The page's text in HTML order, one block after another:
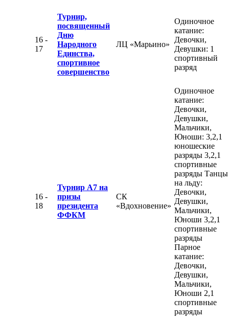
16 -
17
Турнир,
посвященный
Дню
Народного
Единства,
спортивное
совершенство
ЛЦ «Марьино»
Одиночное
катание:
Девочки,
Девушки: 1
спортивный
разряд
16 -
18
Турнир А7 на
призы
президента
ФФКМ
СК
«Вдохновение»
Одиночное
катание:
Девочки,
Девушки,
Мальчики,
Юноши: 3,2,1
юношеские
разряды 3,2,1
спортивные
разряды Танцы
на льду:
Девочки,
Девушки,
Мальчики,
Юноши 3,2,1
спортивные
разряды
Парное
катание:
Девочки,
Девушки,
Мальчики,
Юноши 2,1
спортивные
разряды